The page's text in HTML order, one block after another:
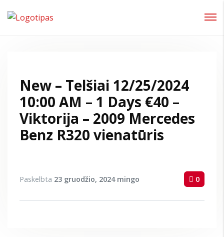
New – Telšiai 12/25/2024
10:00 AM – 1 Days €40 –
Viktorija – 2009 Mercedes
Benz R320 vienatūris
Paskelbta 23 gruodžio, 2024 mingo 0